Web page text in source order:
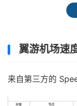
翼游机场速
来自第三方的